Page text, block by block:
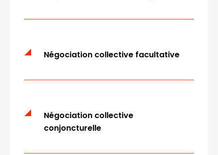
Négociation collective facultative
Négociation collective
conjoncturelle